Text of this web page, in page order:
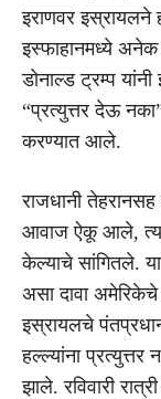
इराणवर
इस्फाहानमध्ये
डोनाल्ड ट्रम्प
“प्रत्युत्तर देऊ
करण्यात आले.
राजधानी
आवाज ऐकू आले,
केल्याचे सांगितले.
असा दावा अमेरिकेचे
इस्रायलचे
हल्ल्यांना
झाले. रविवारी